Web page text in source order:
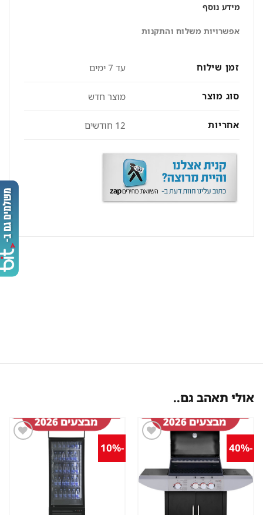
מידע נוסף
אפשרויות משלוח והתקנות
זמן שילוח עד 7 ימים
סוג מוצר מוצר חדש
אחריות 12 חודשים
אולי תאהב גם..
במועדפים